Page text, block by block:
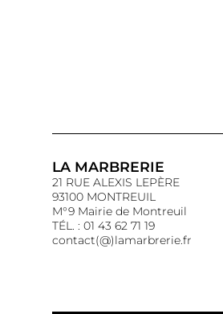
LA MARBRERIE
21 RUE ALEXIS LEPÈRE
93100 MONTREUIL
M°9 Mairie de Montreuil
TÉL. : 01 43 62 71 19
contact(@)lamarbrerie.fr